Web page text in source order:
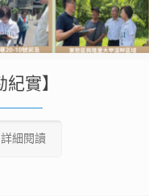
紀實】
詳細閱讀